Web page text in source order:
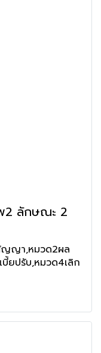
2 ลักษณะ 2
ญญา,หมวด2ผล
ยปรับ,หมวด4เลิก